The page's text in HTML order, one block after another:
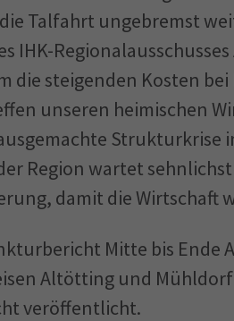
Talfahrt ungebremst
IHK-
die steigenden Kosten
unseren heimischen
Strukturkrise
Region wartet
damit die Wirtschaft
Mitte bis Ende
Altötting und
veröffentlicht.